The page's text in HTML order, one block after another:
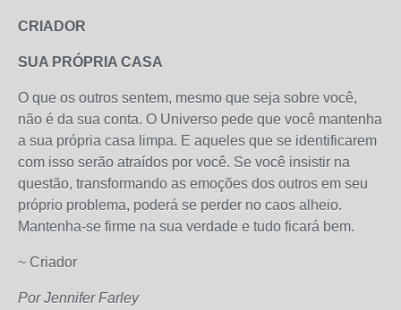
CRIADOR
SUA PRÓPRIA CASA
O que os outros sentem, mesmo que seja sobre você,
não é da sua conta. O Universo pede que você mantenha
a sua própria casa limpa. E aqueles que se identificarem
com isso serão atraídos por você. Se você insistir na
questão, transformando as emoções dos outros em seu
próprio problema, poderá se perder no caos alheio.
Mantenha-se firme na sua verdade e tudo ficará bem.
~ Criador
Por Jennifer Farley